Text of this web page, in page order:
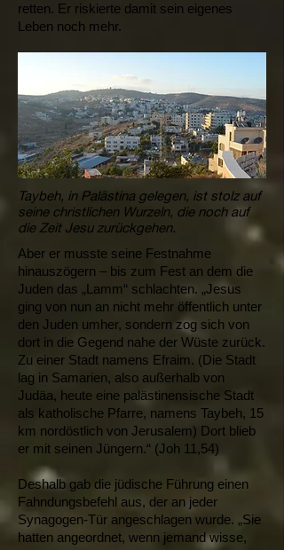
retten. Er riskierte damit sein eigenes
Leben noch mehr.
Taybeh, in Palästina gelegen, ist stolz auf
seine christlichen Wurzeln, die noch auf
die Zeit Jesu zurückgehen.
Aber er musste seine Festnahme
hinauszögern – bis zum Fest an dem die
Juden das „Lamm“ schlachten. „Jesus
ging von nun an nicht mehr öffentlich unter
den Juden umher, sondern zog sich von
dort in die Gegend nahe der Wüste zurück.
Zu einer Stadt namens Efraim. (Die Stadt
lag in Samarien, also außerhalb von
Judäa, heute eine palästinensische Stadt
als katholische Pfarre, namens Taybeh, 15
km nordöstlich von Jerusalem) Dort blieb
er mit seinen Jüngern.“ (Joh 11,54)
Deshalb gab die jüdische Führung einen
Fahndungsbefehl aus, der an jeder
Synagogen-Tür angeschlagen wurde. „Sie
hatten angeordnet, wenn jemand wisse,